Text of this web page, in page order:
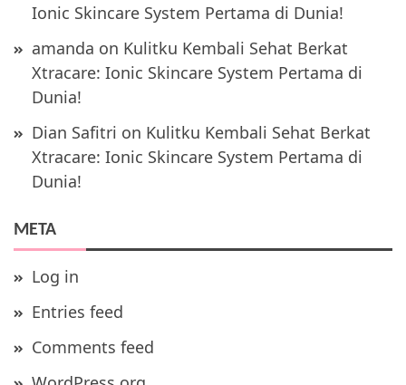
Ionic Skincare System Pertama di Dunia!
amanda on Kulitku Kembali Sehat Berkat
Xtracare: Ionic Skincare System Pertama di
Dunia!
Dian Safitri on Kulitku Kembali Sehat Berkat
Xtracare: Ionic Skincare System Pertama di
Dunia!
META
Log in
Entries feed
Comments feed